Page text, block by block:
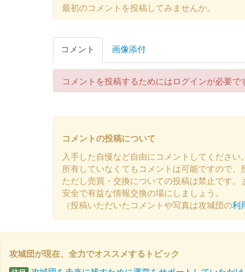
佐和山城 御城印 大一大万大吉・九曜
販売終了
2024年12月21、22日に開催されたお城EXPO
佐和山城 御城印
2024年12月21、22日に開催されたお城EXPO
佐和山城 御城印 出張！お城EXPO
販売終了
最初のコメントを投稿してみませんか。
コメント 画像添付
コメントを投稿するためにはログインが必要で
コメントの投稿について
入手した自慢など自由にコメントしてください
所有していなくてもコメントは可能ですので、
ただし売買・交換についての投稿は禁止です
安全で有益な情報交換の場にしましょう。
（投稿いただいたコメントや写真は攻城団の利
攻城団が現在、全力でオススメするトピック